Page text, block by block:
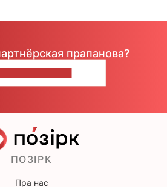
прапанова?
ПОЗІРК
Пра нас